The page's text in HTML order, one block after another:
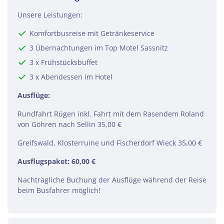
Greifswalder Bodden mündet.
Unsere Leistungen:
Komfortbusreise mit Getränkeservice
3 Übernachtungen im Top Motel Sassnitz
3 x Frühstücksbuffet
3 x Abendessen im Hotel
Ausflüge:
Rundfahrt Rügen inkl. Fahrt mit dem Rasendem Roland
von Göhren nach Sellin 35,00 €
Greifswald, Klosterruine und Fischerdorf Wieck 35,00 €
Ausflugspaket: 60,00 €
Nachträgliche Buchung der Ausflüge während der Reise
beim Busfahrer möglich!